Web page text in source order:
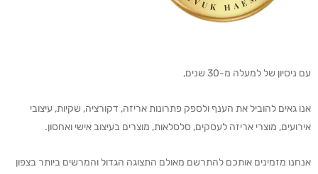
עם ניסיון של למעלה מ-30 שנים,
אנו גאים להוביל את הענף ולספק פתרונות אריזה, דקורציה, שקיות, עיצובי
אירועים, מוצרי אריזה לעסקים, סלסלאות, מוצרים בעיצוב אישי ואחסון.
אנחנו מזמינים אותכם להתרשם מאולם התצוגה הגדול והמרשים ביותר בצפון